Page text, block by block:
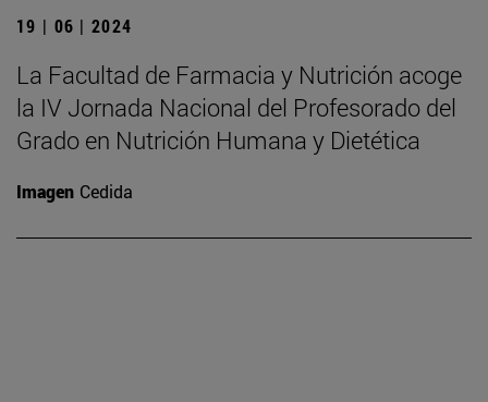
19 | 06 | 2024
La Facultad de Farmacia y Nutrición acoge
la IV Jornada Nacional del Profesorado del
Grado en Nutrición Humana y Dietética
Imagen Cedida